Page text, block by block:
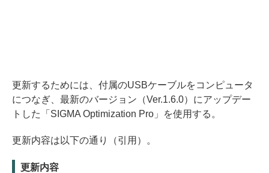
更新するためには、付属のUSBケーブルをコンピュータ
につなぎ、最新のバージョン（Ver.1.6.0）にアップデー
トした「SIGMA Optimization Pro」を使用する。
更新内容は以下の通り（引用）。
更新内容